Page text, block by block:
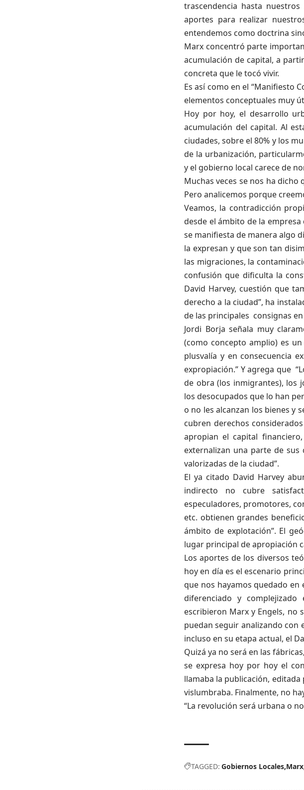
trascendencia hasta
aportes para realizar
entendemos como doctrina
Marx concentró parte
acumulación de capital, a
concreta que le tocó vivir.
Es así como en el “Manifiesto
elementos conceptuales muy
Hoy por hoy, el desarrollo
acumulación del capital. Al
ciudades, sobre el 80% y los
de la urbanización,
y el gobierno local carece de
Muchas veces se nos ha
Pero analicemos porque
Veamos, la contradicción
desde el ámbito de la
se manifiesta de manera algo
la expresan y que son tan
las migraciones, la
confusión que dificulta la
David Harvey, cuestión que
derecho a la ciudad”, ha
de las principales consignas
Jordi Borja señala muy
(como concepto amplio) es
plusvalía y en consecuencia
expropiación.” Y agrega que
de obra (los inmigrantes), los
los desocupados que lo han
o no les alcanzan los bienes y
cubren derechos
apropian el capital
externalizan una parte de
valorizadas de la ciudad”.
El ya citado David Harvey
indirecto no cubre
especuladores, promotores,
etc. obtienen grandes
ámbito de explotación”. El
lugar principal de apropiación
Los aportes de los diversos
hoy en día es el escenario
que nos hayamos quedado en
diferenciado y
escribieron Marx y Engels, no
puedan seguir analizando con
incluso en su etapa actual, el
Quizá ya no será en las
se expresa hoy por hoy el
llamaba la publicación,
vislumbraba. Finalmente, no
“La revolución será urbana o
TAGGED: Gobiernos Locales Marx